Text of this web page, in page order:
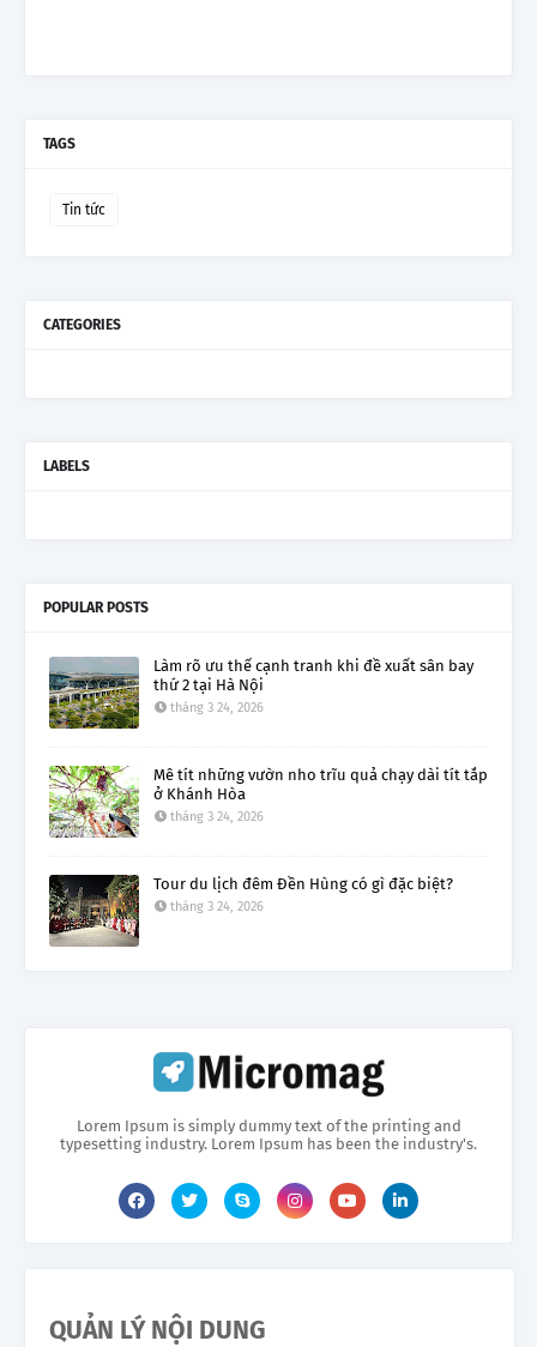
TAGS
Tin tức
CATEGORIES
LABELS
POPULAR POSTS
Làm rõ ưu thế cạnh tranh khi đề xuất sân bay
thứ 2 tại Hà Nội
tháng 3 24, 2026
Mê tít những vườn nho trĩu quả chạy dài tít tắp
ở Khánh Hòa
tháng 3 24, 2026
Tour du lịch đêm Đền Hùng có gì đặc biệt?
tháng 3 24, 2026
Lorem Ipsum is simply dummy text of the printing and
typesetting industry. Lorem Ipsum has been the industry's.
QUẢN LÝ NỘI DUNG